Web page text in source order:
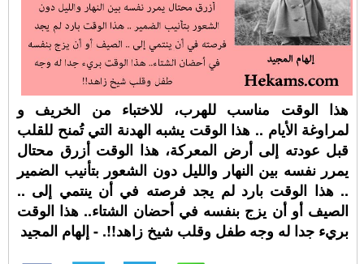
هذا الوقت مناسب للهرب، للاختباء من ⁧‫الخريف‬⁩ و
لمراوغة الأيام .. هذا الوقت يشبه الهدنة التي تُمنح للقلب
قبل عودته إلى أرض المعركة، هذا الوقت أزرق محتال
يمرر نفسه بين النهار والليل دون الشعور بتأنيب الضمير
.. هذا الوقت بارد لم يجد فرصته في أن ينتمي إلى ..
الصيف أو أن يزج بنفسه في أحضان الشتاء.. هذا الوقت
بريء جدا له وجه طفل وقلب شيخ زاهد!!. - إلهام المجيد